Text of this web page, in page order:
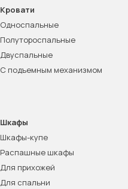
Кровати
Односпальные
Полутороспальные
Двуспальные
С подъемным механизмом
Шкафы
Шкафы-купе
Распашные шкафы
Для прихожей
Для спальни